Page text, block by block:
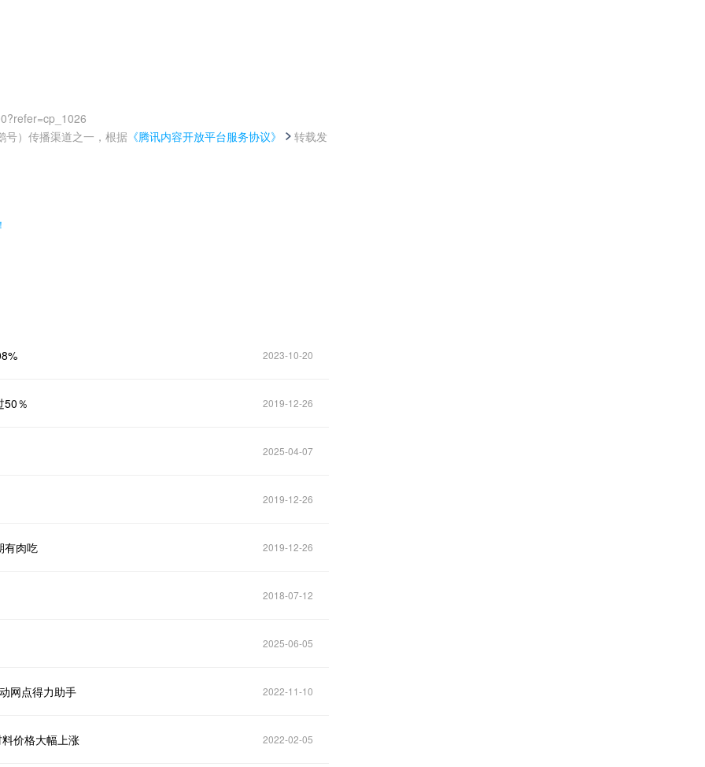
号）传播渠道之一，根据 《腾讯内容开放平台服务协议》 转载发
2023-10-20
50％ 2019-12-26
2025-04-07
2019-12-26
有肉吃 2019-12-26
2018-07-12
2025-06-05
网点得力助手 2022-11-10
价格大幅上涨 2022-02-05